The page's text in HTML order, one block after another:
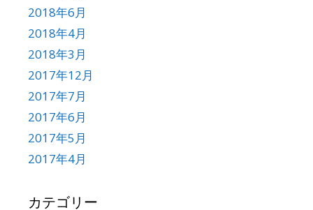
2018年6月
2018年4月
2018年3月
2017年12月
2017年7月
2017年6月
2017年5月
2017年4月
カテゴリー